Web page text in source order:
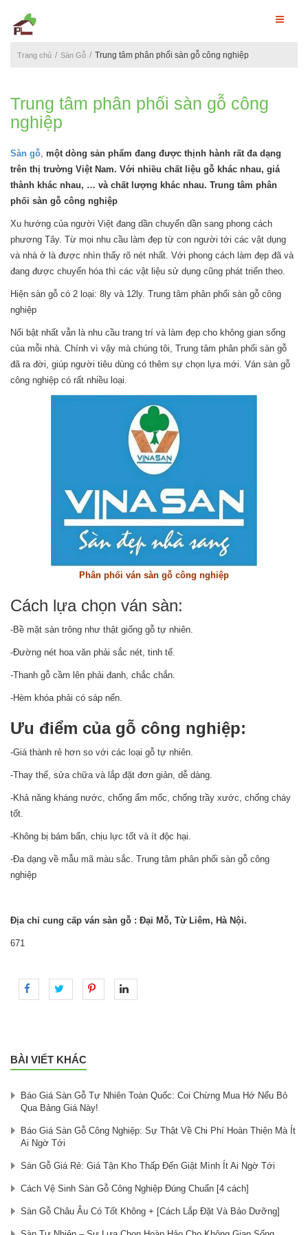
Trang chủ Sàn Gỗ Trung tâm phân phối sàn gỗ công nghiệp
Trung tâm phân phối sàn gỗ công
nghiệp
Sàn gỗ, một dòng sản phẩm đang được thịnh hành rất đa dạng
trên thị trường Việt Nam. Với nhiều chất liệu gỗ khác nhau, giá
thành khác nhau, … và chất lượng khác nhau. Trung tâm phân
phối sàn gỗ công nghiệp
Xu hướng của người Việt đang dần chuyển dần sang phong cách
phương Tây. Từ mọi nhu cầu làm đẹp từ con người tới các vật dụng
và nhà ở là được nhìn thấy rõ nét nhất. Với phong cách làm đẹp đã và
đang được chuyển hóa thì các vật liệu sử dụng cũng phát triển theo.
Hiện sàn gỗ có 2 loại: 8ly và 12ly. Trung tâm phân phối sàn gỗ công
nghiệp
Nổi bật nhất vẫn là nhu cầu trang trí và làm đẹp cho không gian sống
của mỗi nhà. Chính vì vậy mà chúng tôi, Trung tâm phân phối sàn gỗ
đã ra đời, giúp người tiêu dùng có thêm sự chọn lựa mới. Ván sàn gỗ
công nghiệp có rất nhiều loại.
Phân phối ván sàn gỗ công nghiệp
Cách lựa chọn ván sàn:
-Bề mặt sàn trông như thật giống gỗ tự nhiên.
-Đường nét hoa văn phải sắc nét, tinh tế.
-Thanh gỗ cầm lên phải đanh, chắc chắn.
-Hèm khóa phải có sáp nến.
Ưu điểm của gỗ công nghiệp:
-Giá thành rẻ hơn so với các loại gỗ tự nhiên.
-Thay thế, sửa chữa và lắp đặt đơn giản, dễ dàng.
-Khả năng kháng nước, chống ẩm mốc, chống trầy xước, chống cháy
tốt.
-Không bị bám bẩn, chịu lực tốt và ít độc hại.
-Đa dạng về mẫu mã màu sắc. Trung tâm phân phối sàn gỗ công
nghiệp
Địa chỉ cung cấp ván sàn gỗ : Đại Mỗ, Từ Liêm, Hà Nội.
671
BÀI VIẾT KHÁC
Báo Giá Sàn Gỗ Tự Nhiên Toàn Quốc: Coi Chừng Mua Hớ Nếu Bỏ
Qua Bảng Giá Này!
Báo Giá Sàn Gỗ Công Nghiệp: Sự Thật Về Chi Phí Hoàn Thiện Mà Ít
Ai Ngờ Tới
Sàn Gỗ Giá Rẻ: Giá Tận Kho Thấp Đến Giật Mình Ít Ai Ngờ Tới
Cách Vệ Sinh Sàn Gỗ Công Nghiệp Đúng Chuẩn [4 cách]
Sàn Gỗ Châu Âu Có Tốt Không + [Cách Lắp Đặt Và Bảo Dưỡng]